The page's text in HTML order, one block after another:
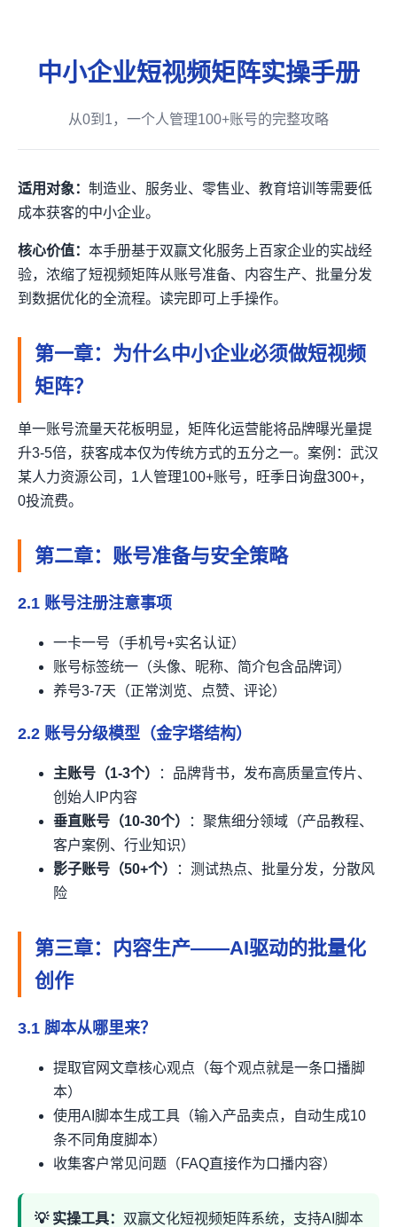
中小企业短视频矩阵实操手册
从0到1，一个人管理100+账号的完整攻略
适用对象： 制造业、服务业、零售业、教育培训等需要低
成本获客的中小企业。
核心价值： 本手册基于双赢文化服务上百家企业的实战经
验，浓缩了短视频矩阵从账号准备、内容生产、批量分发
到数据优化的全流程。读完即可上手操作。
第一章：为什么中小企业必须做短视频
矩阵？
单一账号流量天花板明显，矩阵化运营能将品牌曝光量提
升3-5倍，获客成本仅为传统方式的五分之一。案例：武汉
某人力资源公司，1人管理100+账号，旺季日询盘300+，
0投流费。
第二章：账号准备与安全策略
2.1 账号注册注意事项
一卡一号（手机号+实名认证）
账号标签统一（头像、昵称、简介包含品牌词）
养号3-7天（正常浏览、点赞、评论）
2.2 账号分级模型（金字塔结构）
主账号（1-3个）
：品牌背书，发布高质量宣传片、
创始人IP内容
垂直账号（10-30个）
：聚焦细分领域（产品教程、
客户案例、行业知识）
影子账号（50+个）
：测试热点、批量分发，分散风
险
第三章：内容生产——AI驱动的批量化
创作
3.1 脚本从哪里来？
提取官网文章核心观点（每个观点就是一条口播脚
本）
使用AI脚本生成工具（输入产品卖点，自动生成10
条不同角度脚本）
收集客户常见问题（FAQ直接作为口播内容）
💡 实操工具： 双赢文化短视频矩阵系统，支持AI脚本